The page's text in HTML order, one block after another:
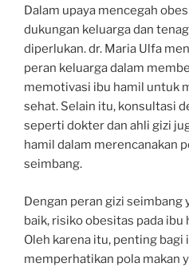
Dalam upaya mencegah
dukungan keluarga dan
diperlukan. dr. Maria Ulfa
peran keluarga dalam
memotivasi ibu hamil untuk
sehat. Selain itu, konsultasi
seperti dokter dan ahli gizi
hamil dalam merencanakan
seimbang.
Dengan peran gizi seimbang
baik, risiko obesitas pada
Oleh karena itu, penting bagi
memperhatikan pola makan